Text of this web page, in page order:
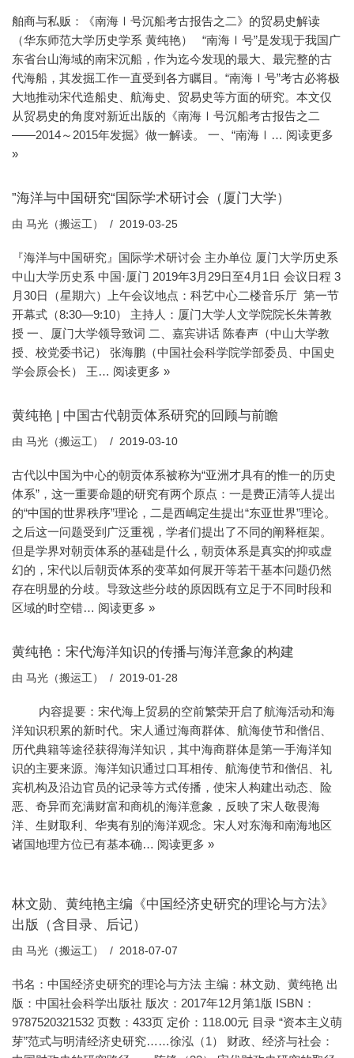
舶商与私贩：《南海Ⅰ号沉船考古报告之二》的贸易史解读
（华东师范大学历史学系 黄纯艳） “南海Ⅰ号”是发现于我国广
东省台山海域的南宋沉船，作为迄今发现的最大、最完整的古
代海船，其发掘工作一直受到各方瞩目。“南海Ⅰ号”考古必将极
大地推动宋代造船史、航海史、贸易史等方面的研究。本文仅
从贸易史的角度对新近出版的《南海Ⅰ号沉船考古报告之二
——2014～2015年发掘》做一解读。 一、“南海Ⅰ… 阅读更多
»
”海洋与中国研究“国际学术研讨会（厦门大学）
由 马光（搬运工） 2019-03-25
『海洋与中国研究』国际学术研讨会 主办单位 厦门大学历史系
中山大学历史系 中国·厦门 2019年3月29日至4月1日 会议日程 3
月30日（星期六）上午会议地点：科艺中心二楼音乐厅 第一节
开幕式（8:30—9:10） 主持人：厦门大学人文学院院长朱菁教
授 一、厦门大学领导致词 二、嘉宾讲话 陈春声（中山大学教
授、校党委书记） 张海鹏（中国社会科学院学部委员、中国史
学会原会长） 王… 阅读更多 »
黄纯艳 | 中国古代朝贡体系研究的回顾与前瞻
由 马光（搬运工） 2019-03-10
古代以中国为中心的朝贡体系被称为“亚洲才具有的惟一的历史
体系”，这一重要命题的研究有两个原点：一是费正清等人提出
的“中国的世界秩序”理论，二是西嶋定生提出“东亚世界”理论。
之后这一问题受到广泛重视，学者们提出了不同的阐释框架。
但是学界对朝贡体系的基础是什么，朝贡体系是真实的抑或虚
幻的，宋代以后朝贡体系的变革如何展开等若干基本问题仍然
存在明显的分歧。导致这些分歧的原因既有立足于不同时段和
区域的时空错… 阅读更多 »
黄纯艳：宋代海洋知识的传播与海洋意象的构建
由 马光（搬运工） 2019-01-28
内容提要：宋代海上贸易的空前繁荣开启了航海活动和海
洋知识积累的新时代。宋人通过海商群体、航海使节和僧侣、
历代典籍等途径获得海洋知识，其中海商群体是第一手海洋知
识的主要来源。海洋知识通过口耳相传、航海使节和僧侣、礼
宾机构及沿边官员的记录等方式传播，使宋人构建出动态、险
恶、奇异而充满财富和商机的海洋意象，反映了宋人敬畏海
洋、生财取利、华夷有别的海洋观念。宋人对东海和南海地区
诸国地理方位已有基本确… 阅读更多 »
林文勋、黄纯艳主编《中国经济史研究的理论与方法》
出版（含目录、后记）
由 马光（搬运工） 2018-07-07
书名：中国经济史研究的理论与方法 主编：林文勋、黄纯艳 出
版：中国社会科学出版社 版次：2017年12月第1版 ISBN：
9787520321532 页数：433页 定价：118.00元 目录 “资本主义萌
芽”范式与明清经济史研究……徐泓（1） 财政、经济与社会：